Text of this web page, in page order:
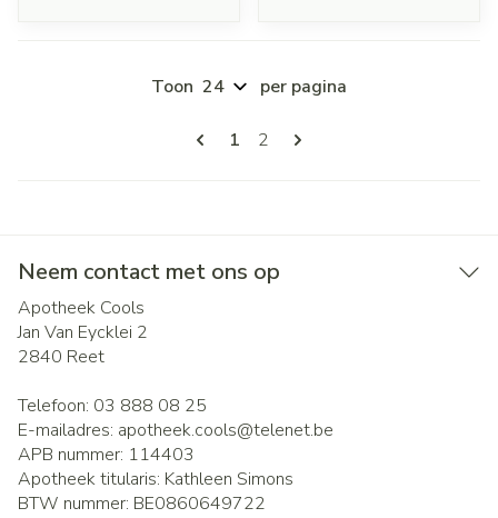
Pagina's
U lees momenteel pagina
1 Pagina
2
Toon per pagina
Neem contact met ons op
Apotheek Cools
Jan Van Eycklei 2
2840 Reet
Telefoon: 03 888 08 25
E-mailadres: apotheek.cools@telenet.be
APB nummer: 114403
Apotheek titularis: Kathleen Simons
BTW nummer: BE0860649722